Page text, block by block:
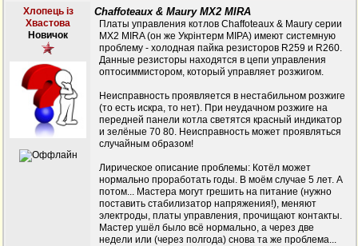
Хлопець із
Хвастова
Новичок
Chaffoteaux & Maury MX2 MIRA
Платы управления котлов Chaffoteaux & Maury серии
MX2 MIRA (он же Укрінтерм МІРА) имеют системную
проблему - холодная пайка резисторов R259 и R260.
Данные резисторы находятся в цепи управления
оптосиммистором, который управляет розжигом.
Неисправность проявляется в нестабильном розжиге
(то есть искра, то нет). При неудачном розжиге на
передней панели котла светятся красный индикатор
и зелёные 70 80. Неисправность может проявляться
случайным образом!
Лирическое описание проблемы: Котёл может
нормально проработать годы. В моём случае 5 лет. А
потом... Мастера могут грешить на питание (нужно
поставить стабилизатор напряжения!), меняют
электроды, платы управления, прочищают контакты.
Мастер ушёл было всё нормально, а через две
недели или (через полгода) снова та же проблема...